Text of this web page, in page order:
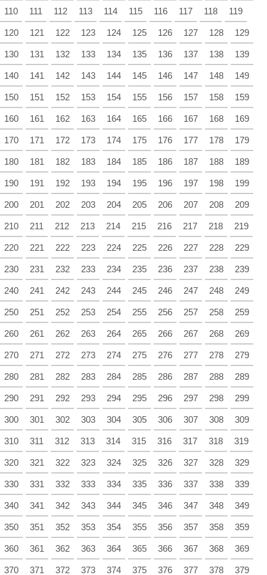
110 111 112 113 114 115 116 117 118 119
120 121 122 123 124 125 126 127 128 129
130 131 132 133 134 135 136 137 138 139
140 141 142 143 144 145 146 147 148 149
150 151 152 153 154 155 156 157 158 159
160 161 162 163 164 165 166 167 168 169
170 171 172 173 174 175 176 177 178 179
180 181 182 183 184 185 186 187 188 189
190 191 192 193 194 195 196 197 198 199
200 201 202 203 204 205 206 207 208 209
210 211 212 213 214 215 216 217 218 219
220 221 222 223 224 225 226 227 228 229
230 231 232 233 234 235 236 237 238 239
240 241 242 243 244 245 246 247 248 249
250 251 252 253 254 255 256 257 258 259
260 261 262 263 264 265 266 267 268 269
270 271 272 273 274 275 276 277 278 279
280 281 282 283 284 285 286 287 288 289
290 291 292 293 294 295 296 297 298 299
300 301 302 303 304 305 306 307 308 309
310 311 312 313 314 315 316 317 318 319
320 321 322 323 324 325 326 327 328 329
330 331 332 333 334 335 336 337 338 339
340 341 342 343 344 345 346 347 348 349
350 351 352 353 354 355 356 357 358 359
360 361 362 363 364 365 366 367 368 369
370 371 372 373 374 375 376 377 378 379